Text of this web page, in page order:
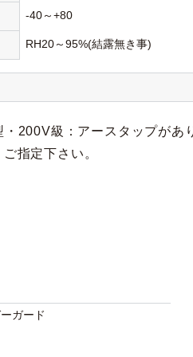
-40～+80
RH20～95%(結露無き事)
・200V級：アースタップが
指定下さい。
ガード